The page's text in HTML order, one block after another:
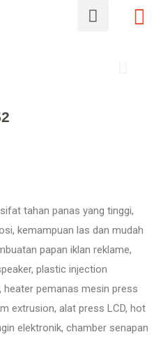
tahan panas yang tinggi,
kemampuan las dan mudah
papan iklan reklame,
plastic injection
pemanas mesin press
extrusion, alat press LCD, hot
elektronik, chamber senapan